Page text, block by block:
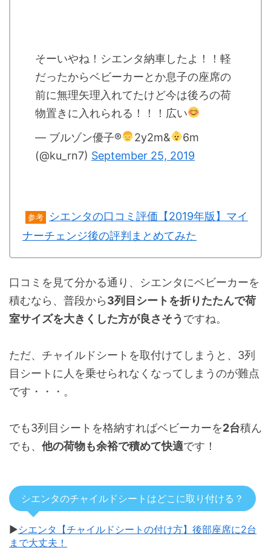
そーいやね！シエンタ納車したよ！！軽
だったからベビーカーとか息子の座席の
前に無理矢理入れてたけど今は後ろの荷
物置きに入れられる！！！広い
— ブルゾン優子®︎
2y2m&
6m
(@ku_rn7) September 25, 2019
参考
シエンタの口コミ評価【2019年版】マイ
ナーチェンジ後の評判まとめてみた
口コミを見て分かる通り、シエンタにベビーカーを
積むなら、普段から3列目シートを折りたたんで荷
室サイズを大きくした方が良さそう ですね。
ただ、チャイルドシートを取付けてしまうと、3列
目シートに人を乗せられなくなってしまうのが難点
です・・・。
でも3列目シートを格納すればベビーカーを2台積ん
でも、 他の荷物も余裕で積めて快適です！
シエンタのチャイルドシートはどこに取り付ける？
▶シエンタ【チャイルドシートの付け方】後部座席に2台
まで大丈夫！